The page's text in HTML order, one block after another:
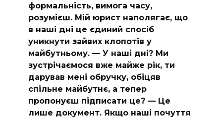
формальність, вимога часу,
розумієш. Мій юрист наполягає, що
в наші дні це єдиний спосіб
уникнути зайвих клопотів у
майбутньому. — У наші дні? Ми
зустрічаємося вже майже рік, ти
дарував мені обручку, обіцяв
спільне майбутнє, а тепер
пропонуєш підписати це? — Це
лише документ. Якщо наші почуття